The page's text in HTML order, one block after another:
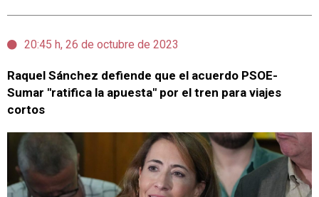
20:45 h, 26 de octubre de 2023
Raquel Sánchez defiende que el acuerdo PSOE-
Sumar "ratifica la apuesta" por el tren para viajes
cortos